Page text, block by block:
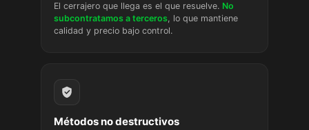
El cerrajero que llega es el que resuelve. No
subcontratamos a terceros, lo que mantiene
calidad y precio bajo control.
Métodos no destructivos